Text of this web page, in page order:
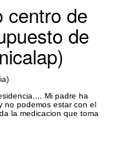
centro de
de
Mi padre ha
no podemos estar con el
la medicacion que toma